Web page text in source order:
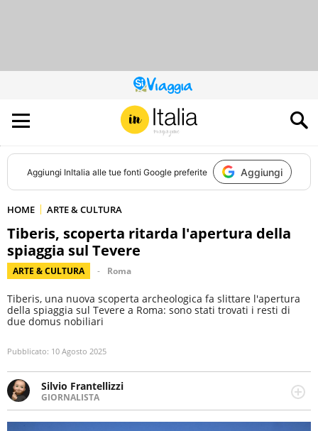
QUESTO
SITO
CONTRIBUISCE
ALL’AUDIENCE
DI
Aggiungi InItalia alle tue fonti Google preferite Aggiungi
HOME ARTE & CULTURA
Tiberis, scoperta ritarda l'apertura della
spiaggia sul Tevere
ARTE & CULTURA Roma
Tiberis, una nuova scoperta archeologica fa slittare l'apertura
della spiaggia sul Tevere a Roma: sono stati trovati i resti di
due domus nobiliari
Pubblicato: 10 Agosto 2025
Silvio Frantellizzi
GIORNALISTA
Giornalista pubblicista. Da oltre dieci anni si occupa di
informazione sul web, scrivendo di sport, attualità,